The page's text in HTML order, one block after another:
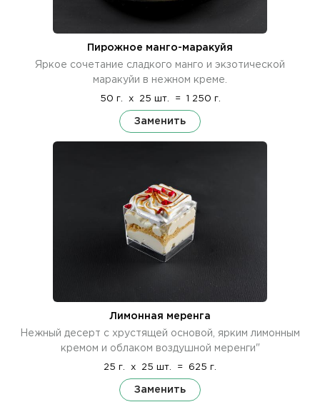
Пирожное манго-маракуйя
Яркое сочетание сладкого манго и экзотической
маракуйи в нежном креме.
50 г. x 25 шт. = 1 250 г.
Заменить
Лимонная меренга
Нежный десерт с хрустящей основой, ярким лимонным
кремом и облаком воздушной меренги"
25 г. x 25 шт. = 625 г.
Заменить